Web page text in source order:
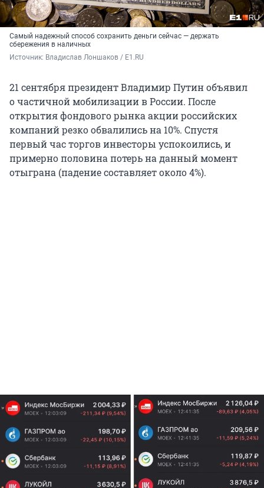
Самый надежный способ сохранить деньги сейчас — держать
сбережения в наличных
Источник: Владислав Лоншаков / E1.RU
21 сентября президент Владимир Путин объявил
о частичной мобилизации в России. После
открытия фондового рынка акции российских
компаний резко обвалились на 10%. Спустя
первый час торгов инвесторы успокоились, и
примерно половина потерь на данный момент
отыграна (падение составляет около 4%).